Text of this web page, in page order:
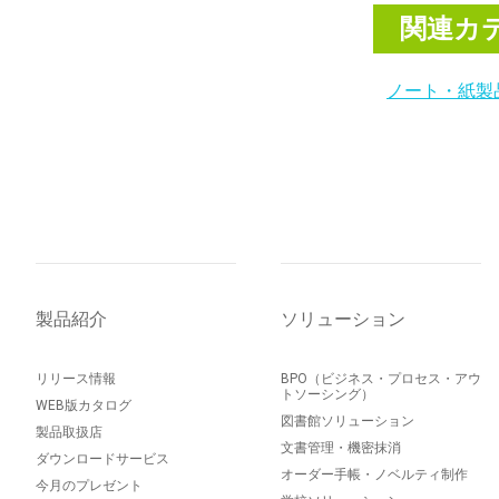
関連カ
ノート・紙製
製品紹介
リリース情報
WEB版カタログ
製品取扱店
ダウンロードサービス
今月のプレゼント
ソリューション
BPO（ビジネス・プロセス・アウ
トソーシング）
図書館ソリューション
文書管理・機密抹消
オーダー手帳・ノベルティ制作